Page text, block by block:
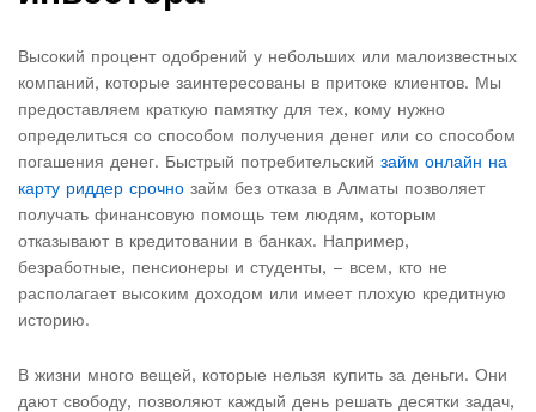
Высокий процент одобрений у небольших или малоизвестных
компаний, которые заинтересованы в притоке клиентов. Мы
предоставляем краткую памятку для тех, кому нужно
определиться со способом получения денег или со способом
погашения денег. Быстрый потребительский займ онлайн на
карту риддер срочно займ без отказа в Алматы позволяет
получать финансовую помощь тем людям, которым
отказывают в кредитовании в банках. Например,
безработные, пенсионеры и студенты, – всем, кто не
располагает высоким доходом или имеет плохую кредитную
историю.
В жизни много вещей, которые нельзя купить за деньги. Они
дают свободу, позволяют каждый день решать десятки задач,